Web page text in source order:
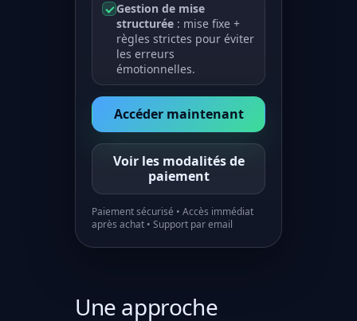
Gestion de mise
structurée : mise fixe +
règles strictes pour éviter
les erreurs
émotionnelles.
Accéder maintenant
Voir les modalités de
paiement
Paiement sécurisé • Accès immédiat
après achat • Support par email
Une approche